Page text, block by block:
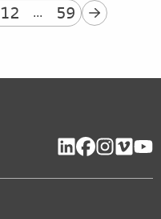
12 ... 59